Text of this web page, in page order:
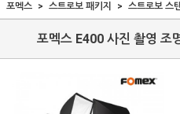
포멕스 스트로보 패키지 스트로보 스
포멕스 E400 사진 촬영 조